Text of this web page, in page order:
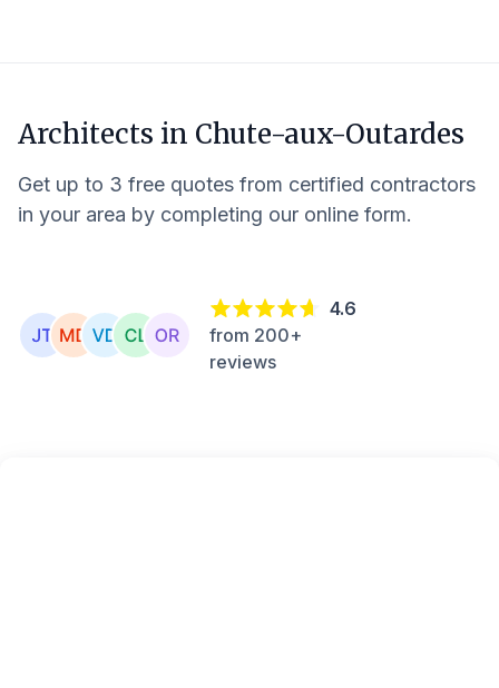
Architects in Chute-aux-Outardes
Get up to 3 free quotes from certified contractors
in your area by completing our online form.
4.6
from 200+
reviews